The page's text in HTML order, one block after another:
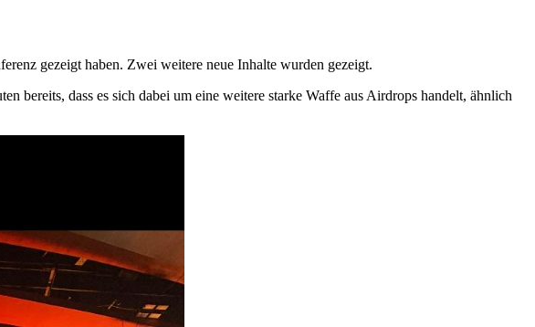
gezeigt haben. Zwei weitere neue Inhalte wurden gezeigt.
bereits, dass es sich dabei um eine weitere starke Waffe aus Airdrops handelt, ähnlich